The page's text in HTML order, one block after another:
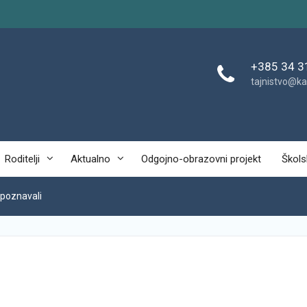
+385 34
Roditelji Aktualno Odgojno-obrazovni projekt